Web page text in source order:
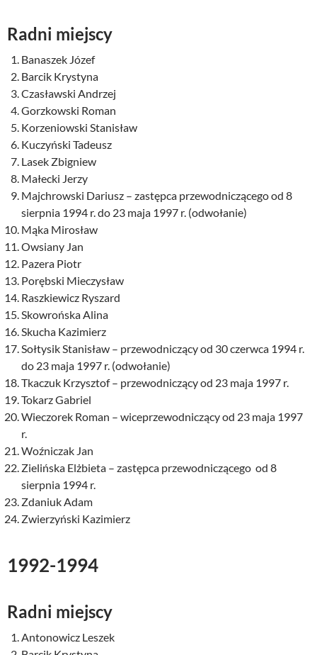
Radni miejscy
Banaszek Józef
Barcik Krystyna
Czasławski Andrzej
Gorzkowski Roman
Korzeniowski Stanisław
Kuczyński Tadeusz
Lasek Zbigniew
Małecki Jerzy
Majchrowski Dariusz – zastępca przewodniczącego od 8
sierpnia 1994 r. do 23 maja 1997 r. (odwołanie)
Mąka Mirosław
Owsiany Jan
Pazera Piotr
Porębski Mieczysław
Raszkiewicz Ryszard
Skowrońska Alina
Skucha Kazimierz
Sołtysik Stanisław – przewodniczący od 30 czerwca 1994 r.
do 23 maja 1997 r. (odwołanie)
Tkaczuk Krzysztof – przewodniczący od 23 maja 1997 r.
Tokarz Gabriel
Wieczorek Roman – wiceprzewodniczący od 23 maja 1997
r.
Woźniczak Jan
Zielińska Elżbieta – zastępca przewodniczącego od 8
sierpnia 1994 r.
Zdaniuk Adam
Zwierzyński Kazimierz
1992-1994
Radni miejscy
Antonowicz Leszek